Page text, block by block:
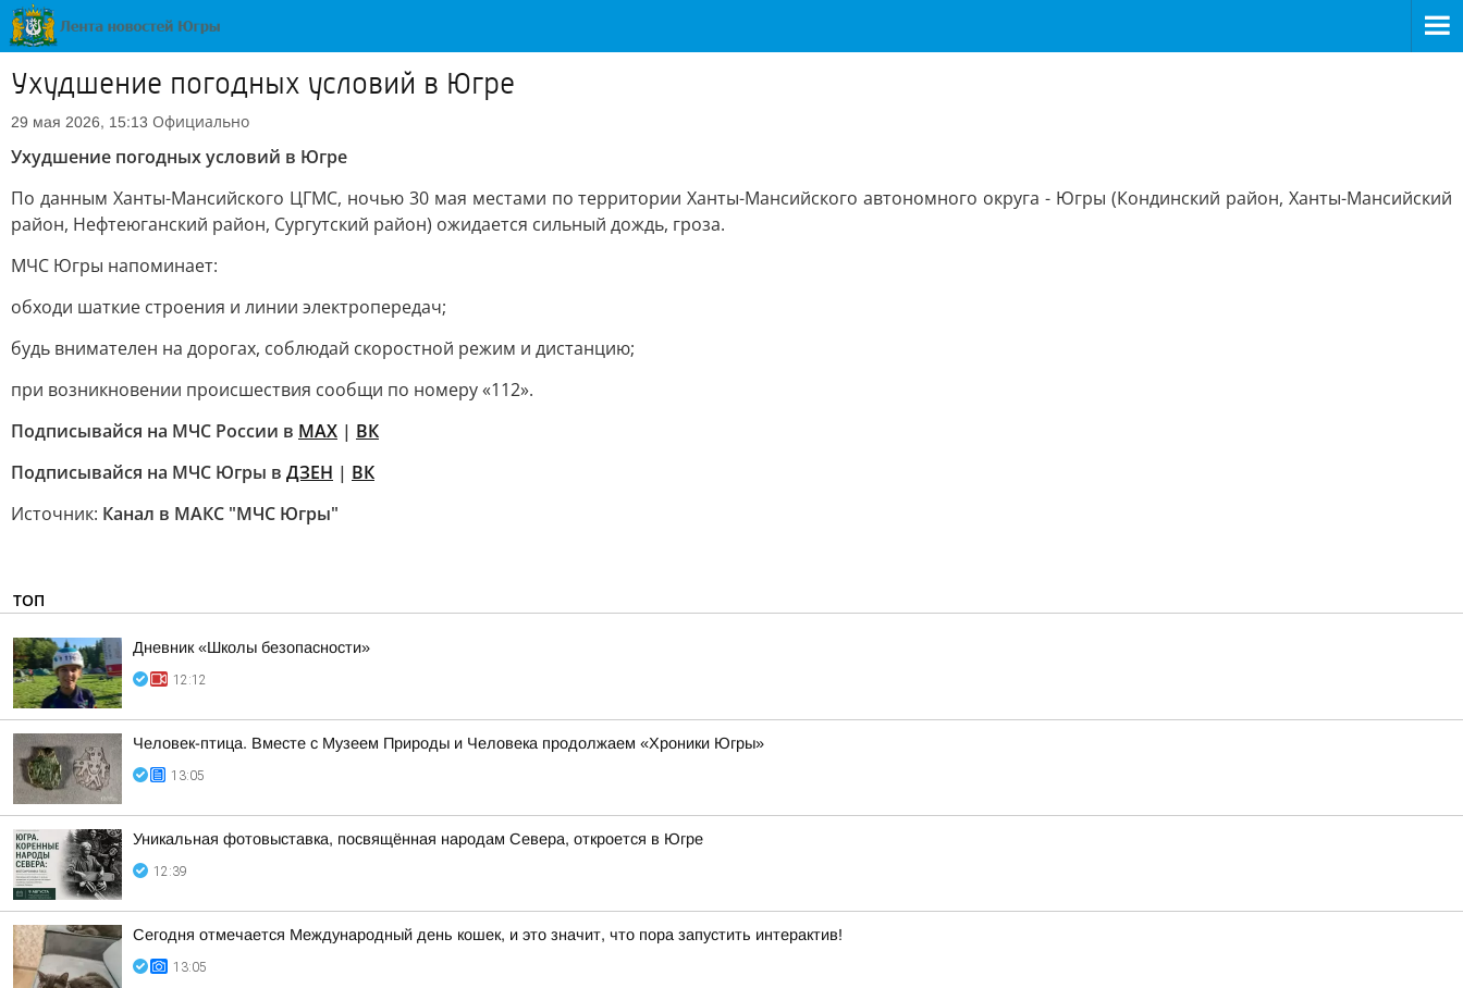
Ухудшение погодных условий в Югре
29 мая 2026, 15:13 Официально
Ухудшение погодных условий в Югре
По данным Ханты-Мансийского ЦГМС, ночью 30 мая местами по территории Ханты-Мансийского автономного округа - Югры (Кондинский район, Ханты-Мансийский
район, Нефтеюганский район, Сургутский район) ожидается сильный дождь, гроза.
МЧС Югры напоминает:
обходи шаткие строения и линии электропередач;
будь внимателен на дорогах, соблюдай скоростной режим и дистанцию;
при возникновении происшествия сообщи по номеру «112».
Подписывайся на МЧС России в MAX | ВК
Подписывайся на МЧС Югры в ДЗЕН | ВК
Источник: Канал в МАКС "МЧС Югры"
ТОП
Дневник «Школы безопасности»
12:12
Человек-птица. Вместе с Музеем Природы и Человека продолжаем «Хроники Югры»
13:05
Уникальная фотовыставка, посвящённая народам Севера, откроется в Югре
12:39
Сегодня отмечается Международный день кошек, и это значит, что пора запустить интерактив!
13:05